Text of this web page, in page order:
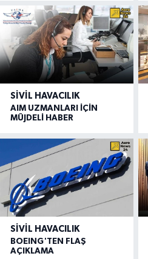
SIVIL HAVACILIK
AIM UZMANLARI İÇİN
MÜJDELİ HABER
SIVIL HAVACILIK
BOEING'TEN FLAŞ
AÇIKLAMA